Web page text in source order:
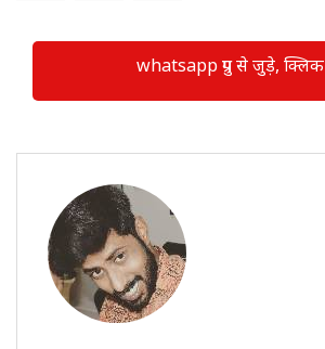
whatsapp ग्रुप से जुड़े,